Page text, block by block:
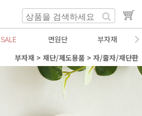
SALE 면원단
부자재
부자재 > 재단/제도용품 > 자/줄자/재단판